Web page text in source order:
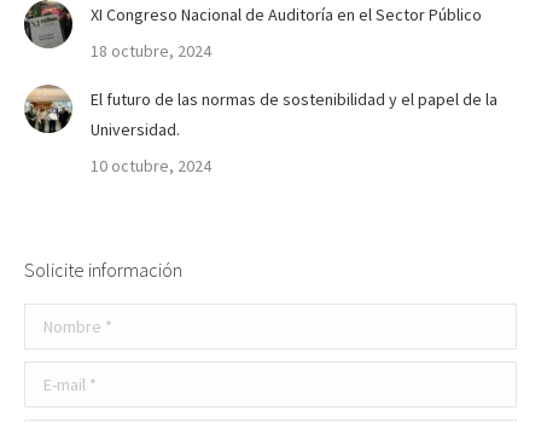
XI Congreso Nacional de Auditoría en el Sector Público
18 octubre, 2024
El futuro de las normas de sostenibilidad y el papel de la
Universidad.
10 octubre, 2024
Solicite información
Nombre *
E-mail *